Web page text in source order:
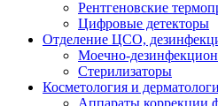
Рентгеновские
Цифровые детекторы
Отделение ЦСО,
Моечно-
Стерилизаторы
Косметология и
Аппараты коррекции